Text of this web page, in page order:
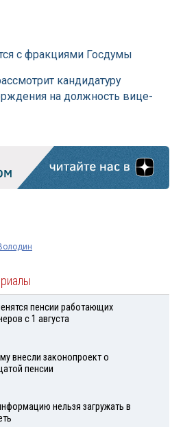
с фракциями Госдумы
кандидатуру
на должность вице-
пенсии работающих
с 1 августа
внесли законопроект о
пенсии
нельзя загружать в